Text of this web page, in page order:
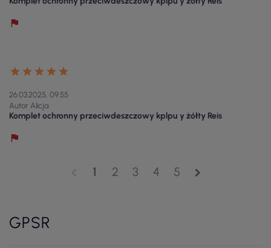
26.03.2025, 09:55
Autor Alicja
Komplet ochronny przeciwdeszczowy kplpu y żółty Reis
1 2 3 4 5 chevron_right
GPSR